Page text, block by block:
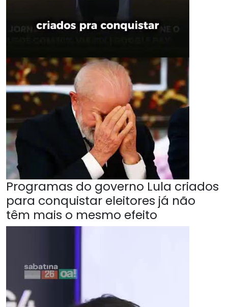
Programas do governo Lula criados
para conquistar eleitores já não
têm mais o mesmo efeito